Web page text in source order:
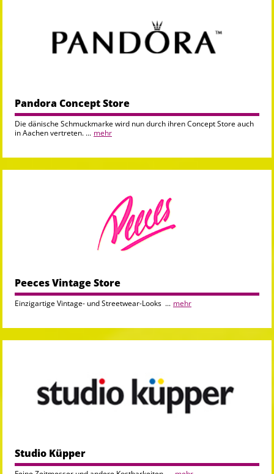
Pandora Concept Store
Die dänische Schmuckmarke wird nun durch ihren Concept Store auch
in Aachen vertreten. ... mehr
Peeces Vintage Store
Einzigartige Vintage- und Streetwear-Looks ... mehr
Studio Küpper